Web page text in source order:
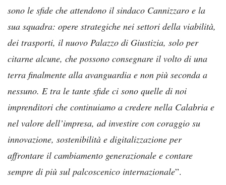
sono le sfide che attendono il sindaco Cannizzaro e la
sua squadra: opere strategiche nei settori della viabilità,
dei trasporti, il nuovo Palazzo di Giustizia, solo per
citarne alcune, che possono consegnare il volto di una
terra finalmente alla avanguardia e non più seconda a
nessuno. E tra le tante sfide ci sono quelle di noi
imprenditori che continuiamo a credere nella Calabria e
nel valore dell’impresa, ad investire con coraggio su
innovazione, sostenibilità e digitalizzazione per
affrontare il cambiamento generazionale e contare
sempre di più sul palcoscenico internazionale”.